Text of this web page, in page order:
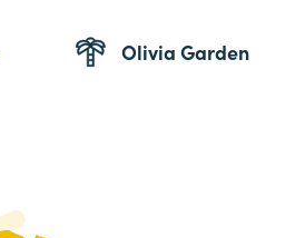
Olivia Garden